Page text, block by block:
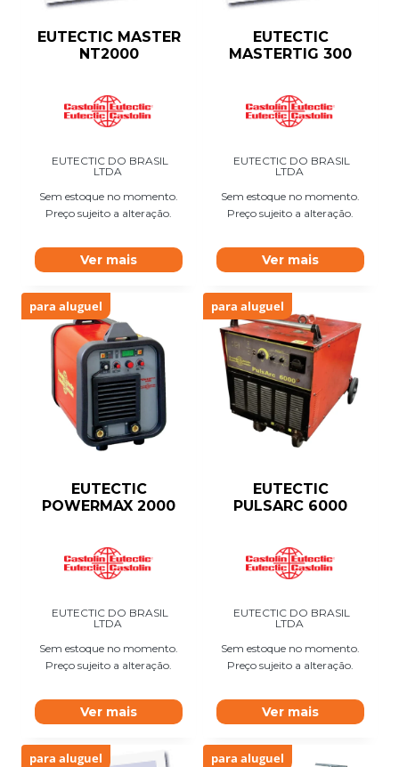
EUTECTIC MASTER
NT2000
EUTECTIC DO BRASIL
LTDA
Sem estoque no momento.
Preço sujeito a alteração.
Ver mais
EUTECTIC
MASTERTIG 300
EUTECTIC DO BRASIL
LTDA
Sem estoque no momento.
Preço sujeito a alteração.
Ver mais
para aluguel
EUTECTIC
POWERMAX 2000
EUTECTIC DO BRASIL
LTDA
Sem estoque no momento.
Preço sujeito a alteração.
Ver mais
para aluguel
EUTECTIC
PULSARC 6000
EUTECTIC DO BRASIL
LTDA
Sem estoque no momento.
Preço sujeito a alteração.
Ver mais
para aluguel para aluguel